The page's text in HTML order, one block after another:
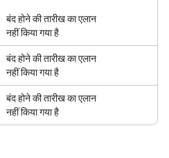
बंद होने की तारीख का एलान
नहीं किया गया है
बंद होने की तारीख का एलान
नहीं किया गया है
बंद होने की तारीख का एलान
नहीं किया गया है